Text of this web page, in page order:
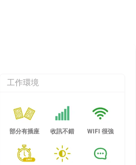
工作環境
部分有插座 收訊不錯 WIFI 很強